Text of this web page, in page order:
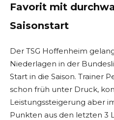
Favorit mit
Saisonstart
Der TSG Hoffenheim
Niederlagen in der
Start in die Saison. Trainer
schon früh unter Druck,
Leistungssteigerung aber
Punkten aus den letzten 3